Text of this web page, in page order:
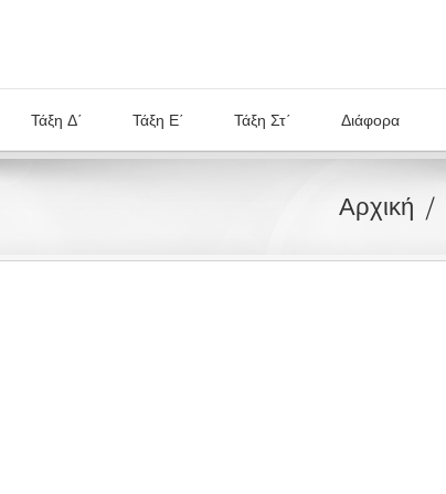
Τάξη Δ΄ Τάξη Ε΄ Τάξη Στ΄ Διάφορα
Αρχική